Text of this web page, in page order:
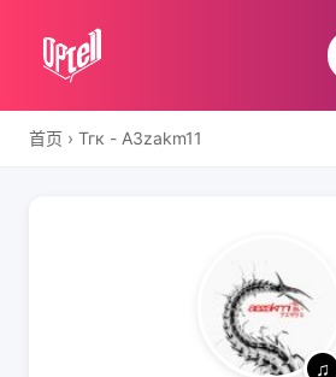
首页 › Тгк - A3zakm11